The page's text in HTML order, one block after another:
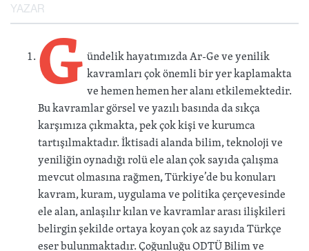
YAZARGündelik hayatımızda Ar-Ge ve yenilik
kavramları çok önemli bir yer kaplamakta
ve hemen hemen her alanı etkilemektedir.
Bu kavramlar görsel ve yazılı basında da sıkça
karşımıza çıkmakta, pek çok kişi ve kurumca
tartışılmaktadır. İktisadi alanda bilim, teknoloji ve
yeniliğin oynadığı rolü ele alan çok sayıda çalışma
mevcut olmasına rağmen, Türkiye’de bu konuları
kavram, kuram, uygulama ve politika çerçevesinde
ele alan, anlaşılır kılan ve kavramlar arası ilişkileri
belirgin şekilde ortaya koyan çok az sayıda Türkçe
eser bulunmaktadır. Çoğunluğu ODTÜ Bilim ve